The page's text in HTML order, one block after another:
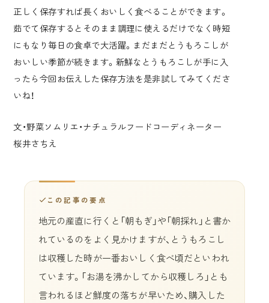
正しく保存すれば長くおいしく食べることができます。
茹でて保存するとそのまま調理に使えるだけでなく時短
にもなり毎日の食卓で大活躍。まだまだとうもろこしが
おいしい季節が続きます。新鮮なとうもろこしが手に入
ったら今回お伝えした保存方法を是非試してみてくださ
いね！
文・野菜ソムリエ・ナチュラルフードコーディネーター
桜井さちえ
この記事の要点
地元の産直に行くと「朝もぎ」や「朝採れ」と書か
れているのをよく見かけますが、とうもろこし
は収穫した時が一番おいしく食べ頃だといわれ
ています。「お湯を沸かしてから収穫しろ」とも
言われるほど鮮度の落ちが早いため、購入した